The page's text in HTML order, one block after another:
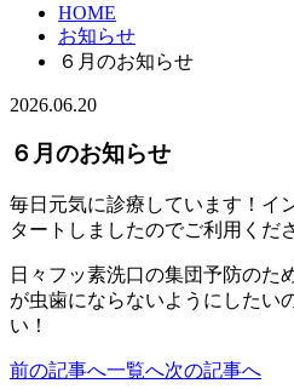
HOME
お知らせ
６月のお知らせ
2026.06.20
６月のお知らせ
毎日元気に診療しています！イ
タートしましたのでご利用くだ
日々フッ素洗口の集団予防のた
が虫歯にならないようにしたい
い！
前の記事へ一覧へ次の記事へ